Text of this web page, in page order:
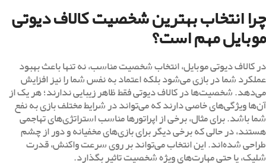
چرا انتخاب بهترین شخصیت‌ کالاف دیوتی
موبایل مهم است؟
در کالاف دیوتی موبایل، انتخاب شخصیت‌ مناسب، نه تنها باعث بهبود
عملکرد شما در بازی می‌شود بلکه اعتماد به نفس شما را نیز افزایش
می‌دهد. شخصیت‌ها در کالاف دیوتی فقط ظاهر زیبایی ندارند؛ هر یک از
آن‌ها ویژگی‌های خاصی دارند که می‌تواند در شرایط مختلف بازی به نفع
شما باشد. برای مثال، برخی از اپراتورها مناسب استراتژی‌های تهاجمی
هستند، در حالی که برخی دیگر برای بازی‌های مخفیانه و دور از چشم
طراحی شده‌اند. این انتخاب می‌تواند بر روی سرعت واکنش، قدرت
شلیک، یا حتی مهارت‌های ویژه شخصیت تاثیر بگذارد.